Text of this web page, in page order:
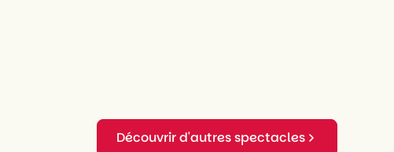
Découvrir d'autres spectacles